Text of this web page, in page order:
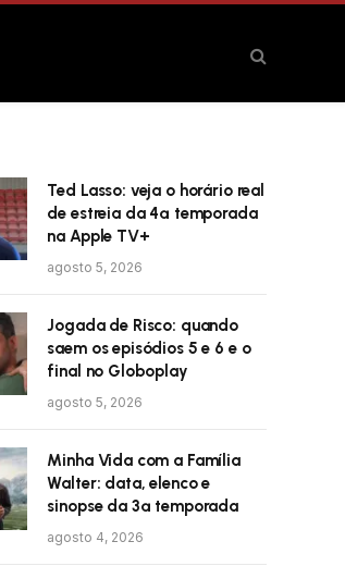
Ted Lasso: veja o horário real
de estreia da 4ª temporada
na Apple TV+
agosto 5, 2026
Jogada de Risco: quando
saem os episódios 5 e 6 e o
final no Globoplay
agosto 5, 2026
Minha Vida com a Família
Walter: data, elenco e
sinopse da 3ª temporada
agosto 4, 2026